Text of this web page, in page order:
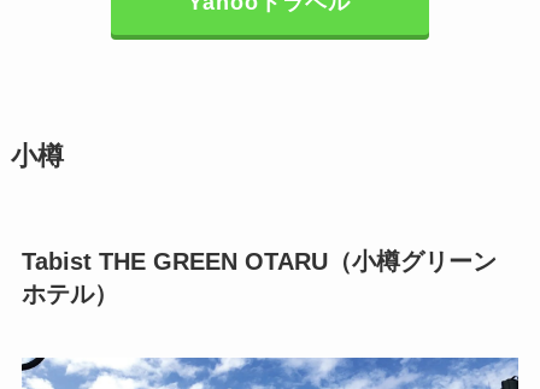
小樽
Tabist THE GREEN OTARU（小樽グリーン
ホテル）